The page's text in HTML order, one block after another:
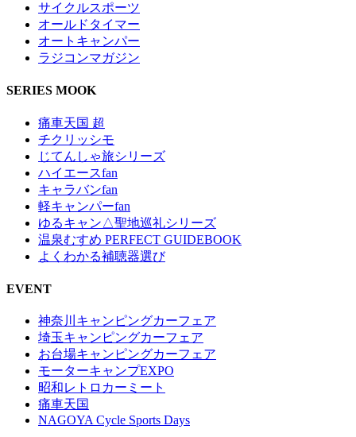
サイクルスポーツ
オールドタイマー
オートキャンパー
ラジコンマガジン
SERIES MOOK
痛車天国 超
チクリッシモ
じてんしゃ旅シリーズ
ハイエースfan
キャラバンfan
軽キャンパーfan
ゆるキャン△聖地巡礼シリーズ
温泉むすめ PERFECT GUIDEBOOK
よくわかる補聴器選び
EVENT
神奈川キャンピングカーフェア
埼玉キャンピングカーフェア
お台場キャンピングカーフェア
モーターキャンプEXPO
昭和レトロカーミート
痛車天国
NAGOYA Cycle Sports Days